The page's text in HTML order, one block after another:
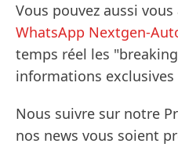
Vous pouvez aussi
WhatsApp Nextgen-
temps réel les
informations
Nous suivre sur notre
nos news vous soient